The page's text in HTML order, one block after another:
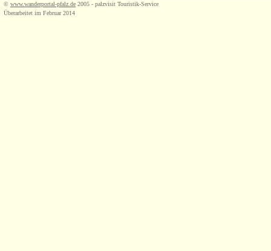
© www.wanderportal-pfalz.de 2005 - palzvisit Touristik-Service
Überarbeitet im Februar 2014